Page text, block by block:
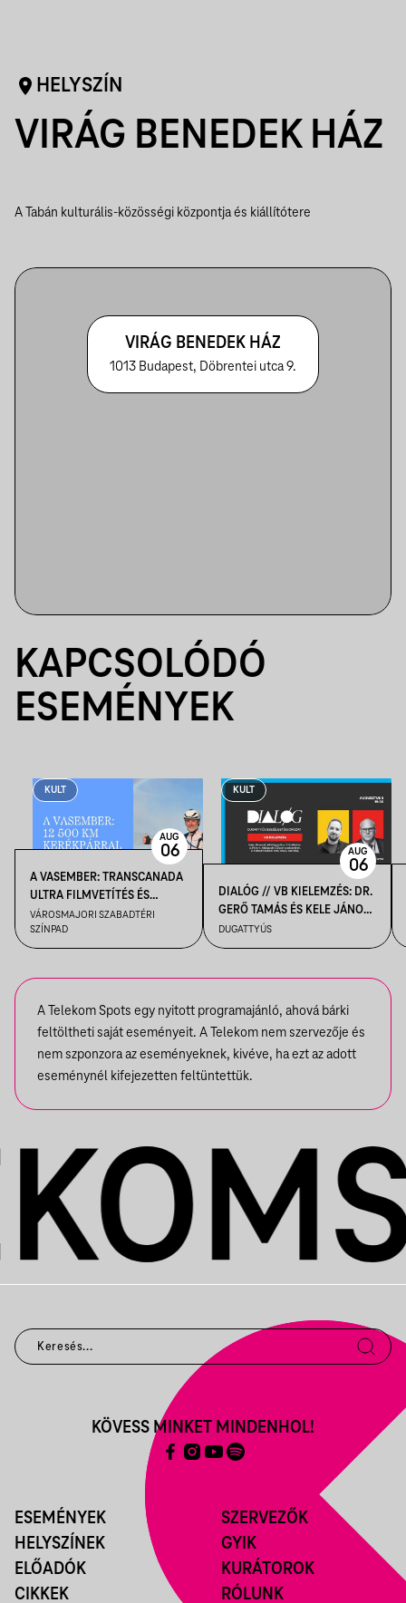
HELYSZÍN
VIRÁG BENEDEK HÁZ
A Tabán kulturális-közösségi központja és kiállítótere
VIRÁG BENEDEK HÁZ
1013 Budapest, Döbrentei utca 9.
KAPCSOLÓDÓ
ESEMÉNYEK
KULT
A VASEMBER: TRANSCANADA
ULTRA FILMVETÍTÉS ÉS
BESZÉLGETÉS
VÁROSMAJORI SZABADTÉRI
SZÍNPAD
AUG
06
KULT
DIALÓG // VB KIELEMZÉS: DR.
GERŐ TAMÁS ÉS KELE JÁNOS
BESZÉLGETÉSE
DUGATTYÚS
AUG
06
A Telekom Spots egy nyitott programajánló, ahová bárki
feltöltheti saját eseményeit. A Telekom nem szervezője és
nem szponzora az eseményeknek, kivéve, ha ezt az adott
eseménynél kifejezetten feltüntettük.
ESEMÉNYEK
HELYSZÍNEK
ELŐADÓK
CIKKEK
SZERVEZŐK
GYIK
KURÁTOROK
RÓLUNK
KÖVESS MINKET MINDENHOL!